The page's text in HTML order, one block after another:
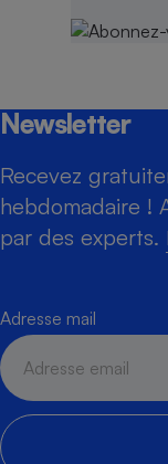
Newsletter
Recevez
hebdomadaire !
par des experts.
Adresse mail